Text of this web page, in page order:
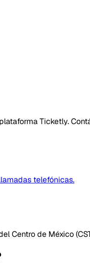
Ticketly.
telefónicas.
Centro de México